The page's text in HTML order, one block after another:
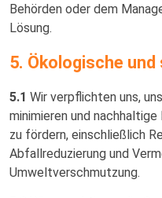
Behörden oder dem
Lösung.
5. Ökologische
5.1 Wir verpflichten uns,
minimieren und
zu fördern, einschließlich
Abfallreduzierung und
Umweltverschmutzung.